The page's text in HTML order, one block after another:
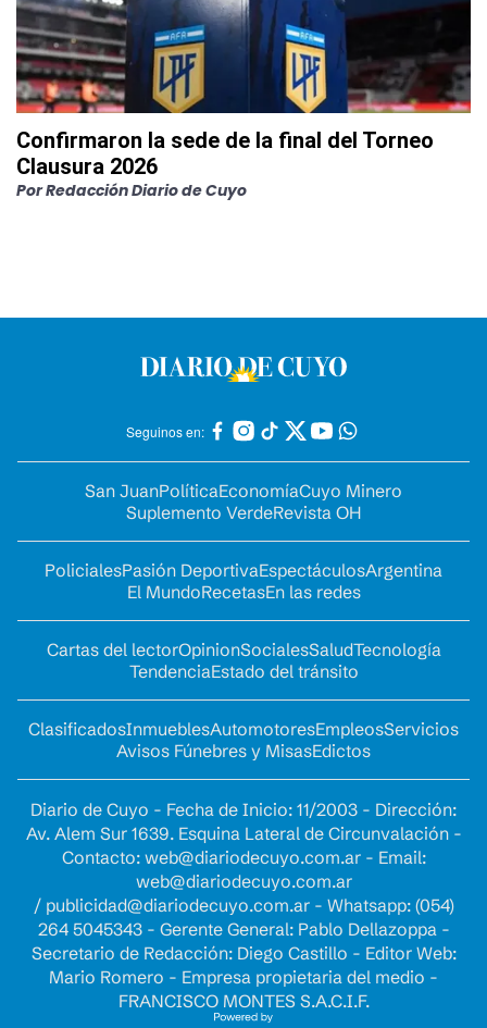
Confirmaron la sede de la final del Torneo
Clausura 2026
PorRedacción Diario de Cuyo
Seguinos en:
San JuanPolíticaEconomíaCuyo Minero
Suplemento VerdeRevista OH
PolicialesPasión DeportivaEspectáculosArgentina
El MundoRecetasEn las redes
Cartas del lectorOpinionSocialesSaludTecnología
TendenciaEstado del tránsito
ClasificadosInmueblesAutomotoresEmpleosServicios
Avisos Fúnebres y MisasEdictos
Diario de Cuyo - Fecha de Inicio: 11/2003 - Dirección:
Av. Alem Sur 1639. Esquina Lateral de Circunvalación -
Contacto: web@diariodecuyo.com.ar- Email:
web@diariodecuyo.com.ar
/ publicidad@diariodecuyo.com.ar- Whatsapp: (054)
264 5045343 - Gerente General: Pablo Dellazoppa -
Secretario de Redacción: Diego Castillo - Editor Web:
Mario Romero - Empresa propietaria del medio -
FRANCISCO MONTES S.A.C.I.F.